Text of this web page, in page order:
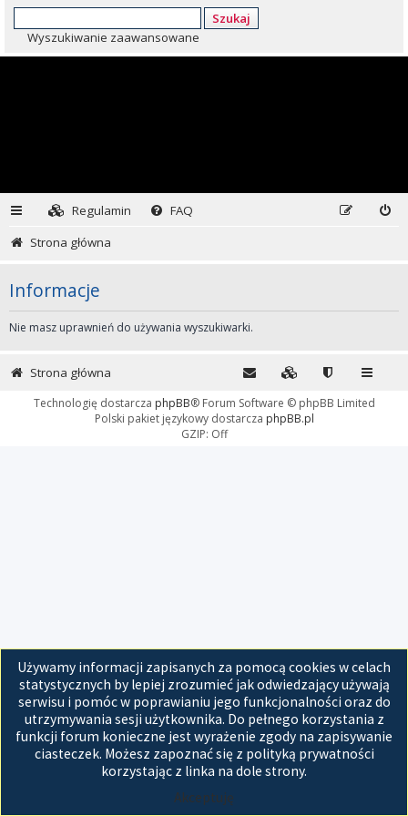
Szukaj
Wyszukiwanie zaawansowane
Regulamin
FAQ
Strona główna
Informacje
Nie masz uprawnień do używania wyszukiwarki.
Używamy informacji zapisanych za pomocą cookies w celach
statystycznych by lepiej zrozumieć jak odwiedzający używają
serwisu i pomóc w poprawianiu jego funkcjonalności oraz do
utrzymywania sesji użytkownika. Do pełnego korzystania z
funkcji forum konieczne jest wyrażenie zgody na zapisywanie
ciasteczek. Możesz zapoznać się z polityką prywatności
korzystając z linka na dole strony.
Akceptuję
Strona główna
Technologię dostarcza phpBB® Forum Software © phpBB Limited
Polski pakiet językowy dostarcza phpBB.pl
GZIP: Off